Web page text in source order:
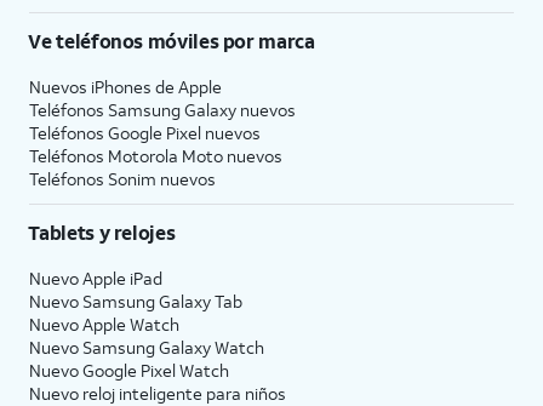
Ve teléfonos móviles por marca
Nuevos iPhones de Apple
Teléfonos Samsung Galaxy nuevos
Teléfonos Google Pixel nuevos
Teléfonos Motorola Moto nuevos
Teléfonos Sonim nuevos
Tablets y relojes
Nuevo Apple iPad
Nuevo Samsung Galaxy Tab
Nuevo Apple Watch
Nuevo Samsung Galaxy Watch
Nuevo Google Pixel Watch
Nuevo reloj inteligente para niños